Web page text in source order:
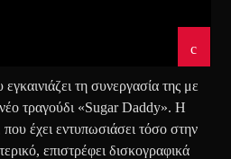
τη συνεργασία της με
τραγούδι «Sugar Daddy». Η
έχει εντυπωσιάσει τόσο στην
επιστρέφει δισκογραφικά